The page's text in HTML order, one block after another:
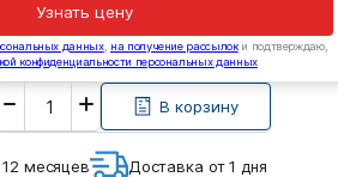
Узнать цену
данных, на получение рассылоки подтверждаю,
конфиденциальности персональных данных
Введите
необходимое
количество
В корзину
12 месяцев Доставка от 1 дня